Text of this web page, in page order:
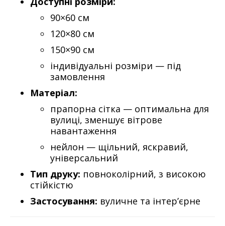
90×60 см
120×80 см
150×90 см
індивідуальні розміри — під
замовлення
Матеріал:
прапорна сітка — оптимальна для
вулиці, зменшує вітрове
навантаження
нейлон — щільний, яскравий,
універсальний
Тип друку: повноколірний, з високою
стійкістю
Застосування: вуличне та інтер’єрне